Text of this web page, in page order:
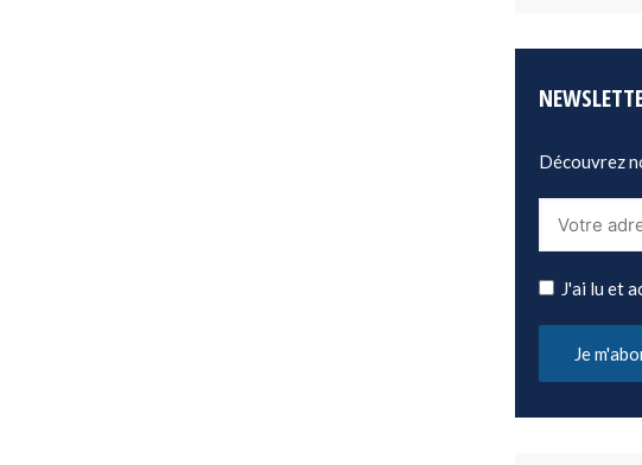
Découvrez
J'ai lu et